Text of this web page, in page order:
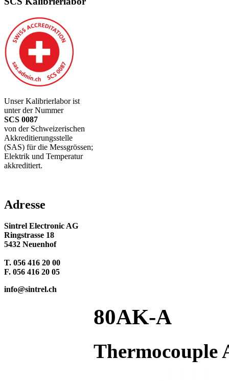
Unser Kalibrierlabor ist
unter der Nummer
SCS 0087
von der Schweizerischen
Akkreditierungsstelle
(SAS) für die Messgrössen;
Elektrik und Temperatur
akkreditiert.
Adresse
Sintrel Electronic AG
Ringstrasse 18
5432 Neuenhof
T. 056 416 20 00
F. 056 416 20 05
info@sintrel.ch
80AK-A
Thermocouple